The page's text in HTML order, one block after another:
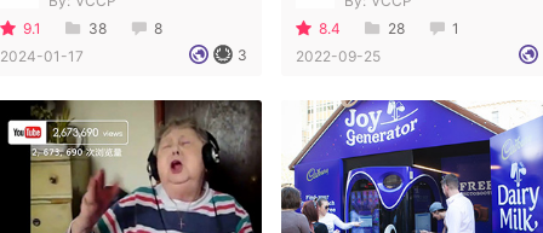
9.1
38
8
2024-01-17
3
8.4
28
1
2022-09-25